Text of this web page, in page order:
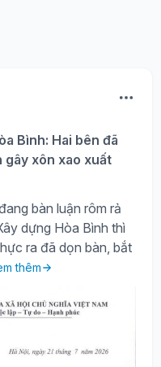
Bình: Hai bên đã
xôn xao xuất
bàn luận rôm rả
dựng Hòa Bình thì
ra đã dọn bàn, bắt
thêm